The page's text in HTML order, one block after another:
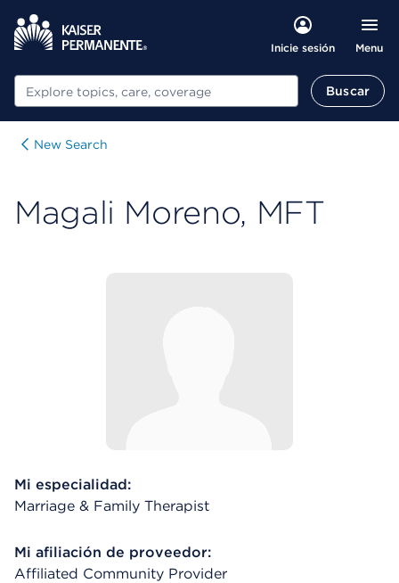
Inicie sesión Menu
Buscar Buscar
New Search
Magali Moreno, MFT
Mi especialidad:
Marriage & Family Therapist
Mi afiliación de proveedor:
Affiliated Community Provider